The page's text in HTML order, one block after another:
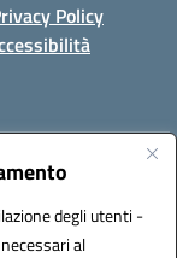
degli utenti -
al
Policy